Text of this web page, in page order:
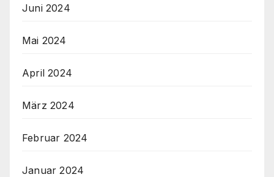
Juni 2024
Mai 2024
April 2024
März 2024
Februar 2024
Januar 2024